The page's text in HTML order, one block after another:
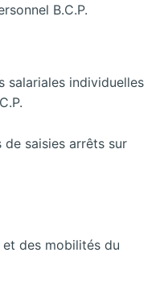
B.C.P.
salariales individuelles
de saisies arrêts sur
des mobilités du